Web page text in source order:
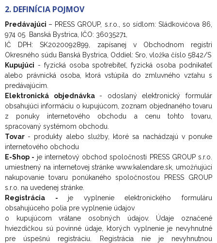
2. DEFINÍCIA POJMOV
Predávajúci – PRESS GROUP, s.r.o., so sídlom: Sládkovičova 86,
974 05 Banská Bystrica, IČO: 36035271,
IČ DPH: SK2020092899, zapísanej v Obchodnom registri
Okresného súdu Banská Bystrica, Oddiel: Sro, vložka číslo 5842/S
Kupujúci - fyzická osoba spotrebiteľ, fyzická osoba podnikateľ
alebo právnická osoba, ktorá vstúpila do zmluvného vzťahu s
predávajúcim.
Elektronická objednávka - odoslaný elektronický formulár
obsahujúci informáciu o kupujúcom, zoznam objednaného tovaru
z ponuky internetového obchodu a cenu tohto tovaru,
spracovaný systémom obchodu.
Tovar - produkty alebo služby, ktoré sa nachádzajú v ponuke
internetového obchodu
E-Shop - je internetový obchod spoločnosti PRESS GROUP s.r.o.
umiestnený na internetovej stránke www.kalendare.sk, umožňujúci
nakupovanie tovaru ponúkaného spoločnosťou PRESS GROUP
s.r.o. na uvedenej stránke.
Registrácia - je vyplnenie elektronického formuláru
obsahujúceho polia pre vyplnenie údajov
o kupujúcom vrátane osobných údajov. Údaje označené
hviezdičkou sú povinné údaje, ktorých vyplnenie je nevyhnutné
pre úspešnú registráciu. Registrácia nie je nevyhnutnou